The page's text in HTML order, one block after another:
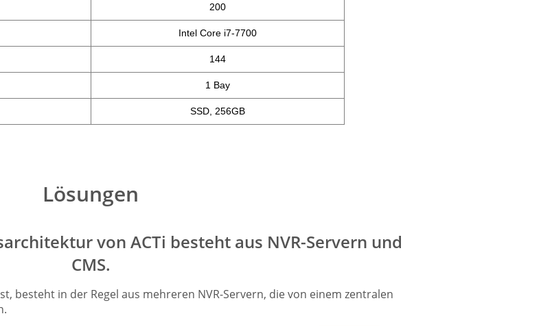
200
Intel Core i7-7700
144
1 Bay
SSD, 256GB
Lösungen
von ACTi besteht aus NVR-Servern und
CMS.
besteht in der Regel aus mehreren NVR-Servern, die von einem zentralen